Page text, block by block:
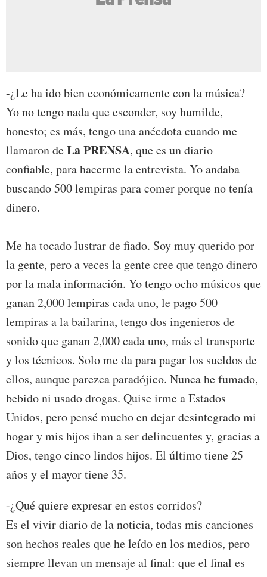
-¿Le ha ido bien económicamente con la música?
Yo no tengo nada que esconder, soy humilde,
honesto; es más, tengo una anécdota cuando me
llamaron deLa PRENSA, que es un diario
confiable, para hacerme la entrevista. Yo andaba
buscando 500 lempiras para comer porque no tenía
dinero.
Me ha tocado lustrar de fiado. Soy muy querido por
la gente, pero a veces la gente cree que tengo dinero
por la mala información. Yo tengo ocho músicos que
ganan 2,000 lempiras cada uno, le pago 500
lempiras a la bailarina, tengo dos ingenieros de
sonido que ganan 2,000 cada uno, más el transporte
y los técnicos. Solo me da para pagar los sueldos de
ellos, aunque parezca paradójico. Nunca he fumado,
bebido ni usado drogas. Quise irme a Estados
Unidos, pero pensé mucho en dejar desintegrado mi
hogar y mis hijos iban a ser delincuentes y, gracias a
Dios, tengo cinco lindos hijos. El último tiene 25
años y el mayor tiene 35.
-¿Qué quiere expresar en estos corridos?
Es el vivir diario de la noticia, todas mis canciones
son hechos reales que he leído en los medios, pero
siempre llevan un mensaje al final: que el final es